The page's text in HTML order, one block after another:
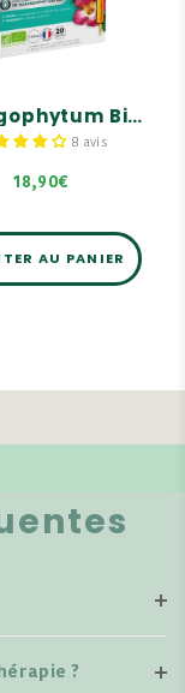
Harpagophytum Bio 2000 - 20 ampoules
8 avis
18,90€
Bio : 2000
équivalent plante
par ampoule.
complétée d’un
bourgeons Bio :
Bouleau.
AU PANIER
?